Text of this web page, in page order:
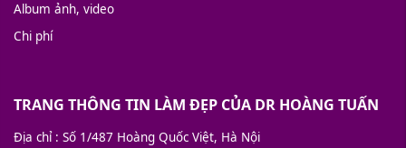
Album ảnh, video
Chi phí
TRANG THÔNG TIN LÀM ĐẸP CỦA DR HOÀNG TUẤN
Địa chỉ: Số 1/487 Hoàng Quốc Việt, Hà Nội